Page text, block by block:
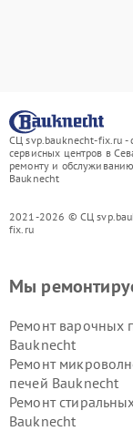
СЦ svp.bauknecht-fix.ru -
сервисных центров в
ремонту и
Bauknecht
2021-2026 © СЦ
fix.ru
Мы
Ремонт варочных
Bauknecht
Ремонт
печей Bauknecht
Ремонт
Bauknecht